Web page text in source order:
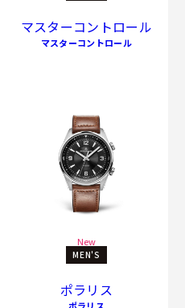
マスターコントロール
マスターコントロール
New
MEN'S
ポラリス
ポラリス